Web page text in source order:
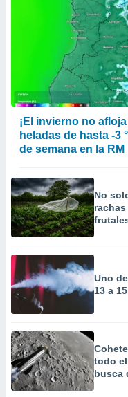
¡El invierno no
heladas de hasta -3
de semana en la RM
No
Uno
13 a
todo
busca